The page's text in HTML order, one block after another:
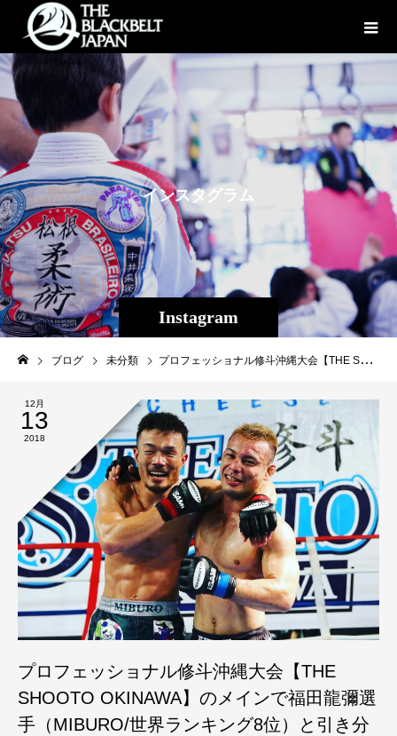
Instagram
インスタグラ ム
ブログ 未分類 プロフェッショナル修斗沖縄大会【THE SHOOTO OKINAWA】のメインで福田龍彌選手（MIBURO/世界ランキング8位）と引き分けた仲宗根武蔵（Theパラエストラ沖縄）が沖縄県在住選手として初めて修斗世界ランキング入りを果たしました！ http://j-shooto.com/2018/12/13/post-23302/ プロの真剣勝負の試合後、中々ここまでの仲良さげな2人の写真も珍しいですが、互いの健闘を讃え合う良い表情をした良い写真です。 #THESHOOTOOKINAWA #shooto1125 #パラエストラ #沖縄 #那覇 #与儀 #MMA #shooto #コザ #総合格闘技 #修斗 #キックボクシング #柔術 #jiujitsu #ダイエット
12月
13
2018
プロフェッショナル修斗沖縄大会【THE
SHOOTO OKINAWA】のメインで福田龍彌選
手（MIBURO/世界ランキング8位）と引き分